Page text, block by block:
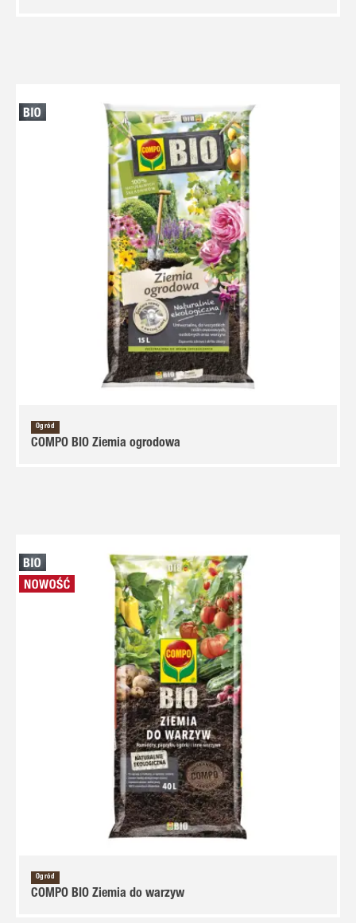
Ogród
COMPO BIO Ziemia ogrodowa
Ogród
COMPO BIO Ziemia do warzyw